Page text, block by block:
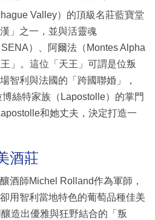
Valley）的頂級名莊藍寶堂
」之一，並與活靈魂
）、阿爾法（Montes Alpha
」。這位「天王」可謂是位叛
智利與法國的「跨國聯婚」，
絲特家族（Lapostolle）的掌門
和她丈夫，決定打造一
酒莊
酒師Michel Rolland作為軍師，
用智利當地特色的葡萄品種佳美
造出優雅與狂野結合的「叛